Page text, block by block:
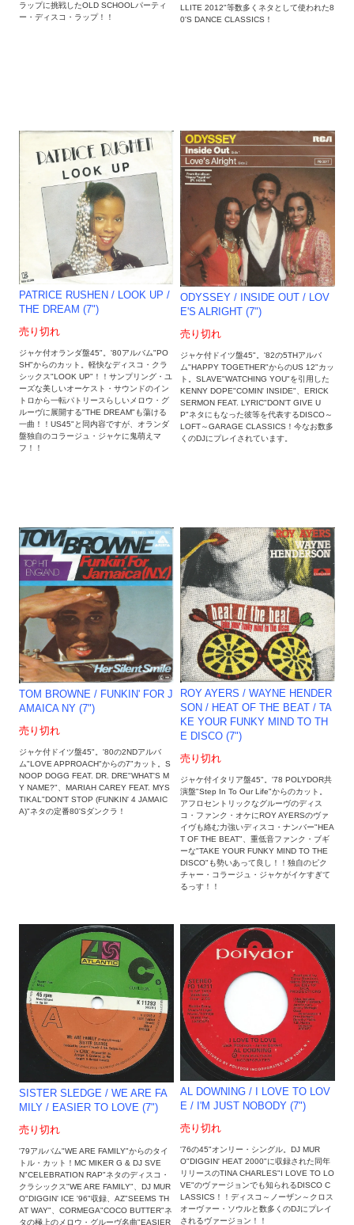
ラップに挑戦したOLD SCHOOLパーティ
ー・ディスコ・ラップ！！
LLITE 2012"等数多くネタとして使われた8
0'S DANCE CLASSICS！
PATRICE RUSHEN ‎/ LOOK UP /
THE DREAM (7")
売り切れ
ジャケ付オランダ盤45"。'80アルバム"PO
SH"からのカット。軽快なディスコ・クラ
シックス"LOOK UP"！！サンプリング・ユ
ーズな美しいオーケスト・サウンドのイン
トロから一転パトリースらしいメロウ・グ
ルーヴに展開する"THE DREAM"も蕩ける
一曲！！US45"と同内容ですが、オランダ
盤独自のコラージュ・ジャケに鬼萌えマ
フ！！
ODYSSEY / INSIDE OUT / LOV
E'S ALRIGHT (7")
売り切れ
ジャケ付ドイツ盤45"。'82の5THアルバ
ム"HAPPY TOGETHER"からのUS 12"カッ
ト。SLAVE"WATCHING YOU"を引用した
KENNY DOPE"COMIN' INSIDE"、ERICK
SERMON FEAT. LYRIC"DON'T GIVE U
P"ネタにもなった彼等を代表するDISCO～
LOFT～GARAGE CLASSICS！今なお数多
くのDJにプレイされています。
TOM BROWNE / FUNKIN' FOR J
AMAICA NY (7")
売り切れ
ジャケ付ドイツ盤45"。'80の2NDアルバ
ム"LOVE APPROACH"からの7"カット。S
NOOP DOGG FEAT. DR. DRE"WHAT'S M
Y NAME?"、MARIAH CAREY FEAT. MYS
TIKAL"DON'T STOP (FUNKIN' 4 JAMAIC
A)"ネタの定番80'Sダンクラ！
ROY AYERS / WAYNE HENDER
SON ‎/ HEAT OF THE BEAT / TA
KE YOUR FUNKY MIND TO TH
E DISCO (7")
売り切れ
ジャケ付イタリア盤45"。'78 POLYDOR共
演盤"Step In To Our Life"からのカット。
アフロセントリックなグルーヴのディス
コ・ファンク・オケにROY AYERSのヴァ
イヴも絡む力強いディスコ・ナンバー"HEA
T OF THE BEAT"、重低音ファンク・ブギ
ーな"TAKE YOUR FUNKY MIND TO THE
DISCO"も勢いあって良し！！独自のピク
チャー・コラージュ・ジャケがイケすぎて
るっす！！
SISTER SLEDGE / WE ARE FA
MILY / EASIER TO LOVE (7")
売り切れ
'79アルバム"WE ARE FAMILY"からのタイ
トル・カット！MC MIKER G & DJ SVE
N"CELEBRATION RAP"ネタのディスコ・
クラシックス"WE ARE FAMILY"、DJ MUR
O"DIGGIN' ICE '96"収録、AZ"SEEMS TH
AT WAY"、CORMEGA"COCO BUTTER"ネ
タの極上のメロウ・グルーヴ名曲"EASIER
AL DOWNING ‎/ I LOVE TO LOV
E / I'M JUST NOBODY (7")
売り切れ
'76の45"オンリー・シングル。DJ MUR
O"DIGGIN' HEAT 2000"に収録された同年
リリースのTINA CHARLES"I LOVE TO LO
VE"のヴァージョンでも知られるDISCO C
LASSICS！！ディスコ～ノーザン～クロス
オーヴァー・ソウルと数多くのDJにプレイ
されるヴァージョン！！